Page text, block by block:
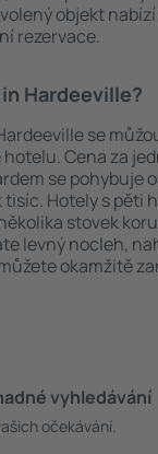
objekt
rezervace.
Hardeeville?
se
Cena za
se pohybuje
tisíc. Hotely s pěti
stovek
levný nocleh,
okamžitě
vyhledávání
očekávání.